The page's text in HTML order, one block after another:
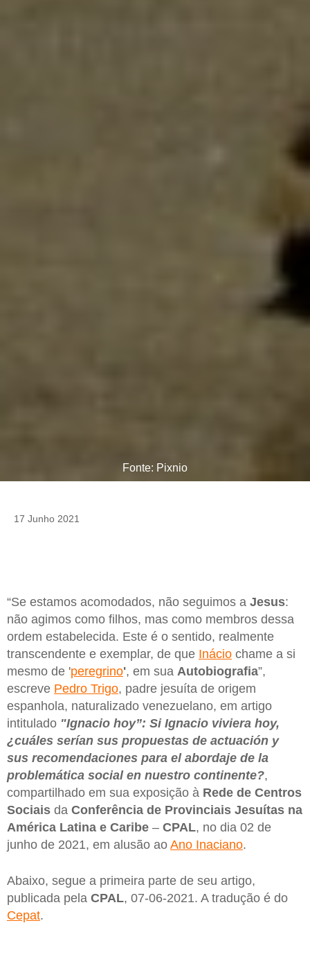
Fonte: Pixnio
17 Junho 2021
“Se estamos acomodados, não seguimos a Jesus:
não agimos como filhos, mas como membros dessa
ordem estabelecida. Este é o sentido, realmente
transcendente e exemplar, de que Inácio chame a si
mesmo de 'peregrino', em sua Autobiografia”,
escreve Pedro Trigo, padre jesuíta de origem
espanhola, naturalizado venezuelano, em artigo
intitulado "Ignacio hoy”: Si Ignacio viviera hoy,
¿cuáles serían sus propuestas de actuación y
sus recomendaciones para el abordaje de la
problemática social en nuestro continente?,
compartilhado em sua exposição à Rede de Centros
Sociais da Conferência de Provinciais Jesuítas na
América Latina e Caribe – CPAL, no dia 02 de
junho de 2021, em alusão ao Ano Inaciano.
Abaixo, segue a primeira parte de seu artigo,
publicada pela CPAL, 07-06-2021. A tradução é do
Cepat.